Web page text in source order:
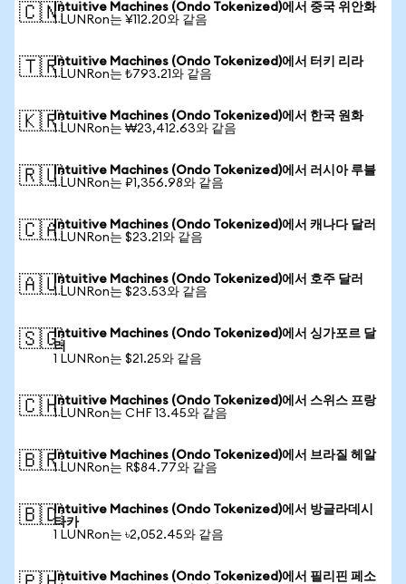
🇨🇳Intuitive Machines (Ondo Tokenized)에서 중국 위안화
1 LUNRon는 ¥112.20와 같음
🇹🇷Intuitive Machines (Ondo Tokenized)에서 터키 리라
1 LUNRon는 ₺793.21와 같음
🇰🇷Intuitive Machines (Ondo Tokenized)에서 한국 원화
1 LUNRon는 ₩23,412.63와 같음
🇷🇺Intuitive Machines (Ondo Tokenized)에서 러시아 루블
1 LUNRon는 ₽1,356.98와 같음
🇨🇦Intuitive Machines (Ondo Tokenized)에서 캐나다 달러
1 LUNRon는 $23.21와 같음
🇦🇺Intuitive Machines (Ondo Tokenized)에서 호주 달러
1 LUNRon는 $23.53와 같음
🇸🇬Intuitive Machines (Ondo Tokenized)에서 싱가포르 달
러
1 LUNRon는 $21.25와 같음
🇨🇭Intuitive Machines (Ondo Tokenized)에서 스위스 프랑
1 LUNRon는 CHF 13.45와 같음
🇧🇷Intuitive Machines (Ondo Tokenized)에서 브라질 헤알
1 LUNRon는 R$84.77와 같음
🇧🇩Intuitive Machines (Ondo Tokenized)에서 방글라데시
타카
1 LUNRon는 ৳2,052.45와 같음
Intuitive Machines (Ondo Tokenized)에서 필리핀 페소